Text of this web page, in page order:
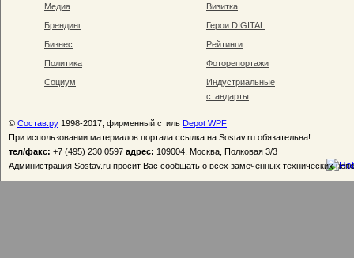
Медиа
Брендинг
Бизнес
Политика
Социум
Визитка
Герои DIGITAL
Рейтинги
Фоторепортажи
Индустриальные
стандарты
© Состав.ру 1998-2017, фирменный стиль Depot WPF
При использовании материалов портала ссылка на Sostav.ru обязательна!
тел/факс: +7 (495) 230 0597 адрес: 109004, Москва, Полковая 3/3
Администрация Sostav.ru просит Вас сообщать о всех замеченных технических